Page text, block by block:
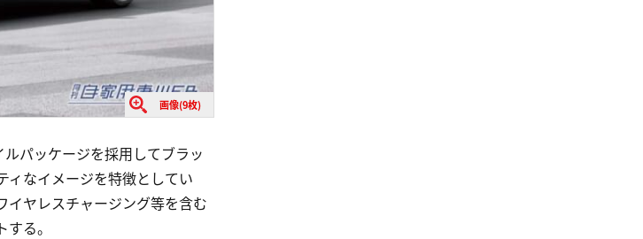
画像(9枚)
パッケージを採用してブラッ
ィなイメージを特徴としてい
イヤレスチャージング等を含む
る。